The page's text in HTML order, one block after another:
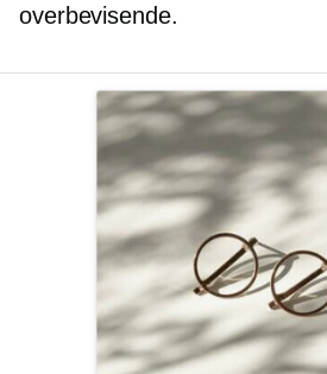
overbevisende.